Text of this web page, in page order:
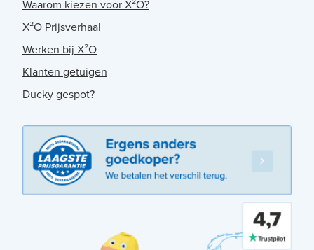
Waarom kiezen voor X²O?
X²O Prijsverhaal
Werken bij X²O
Klanten getuigen
Ducky gespot?